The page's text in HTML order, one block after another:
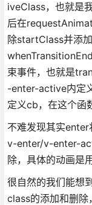
iveClass，也就是
后在
除startClass并添
束事件，也就是
-enter-active内定
定义cb，在这个函
不难发现其实enter
v-enter/v-enter-
除，具体的动画是
很自然的我们能想
class的添加和删除